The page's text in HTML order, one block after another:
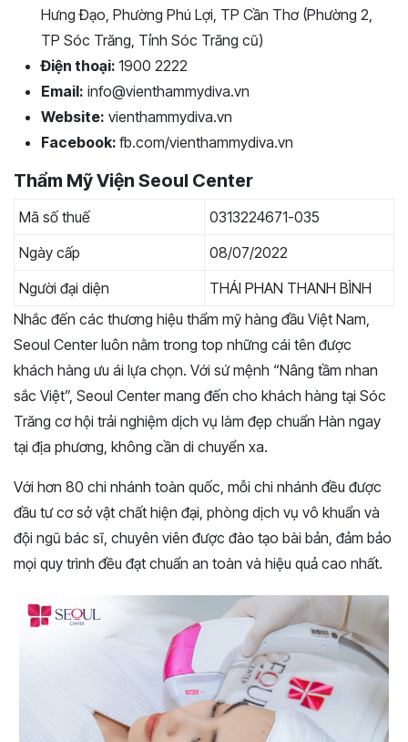
Hưng Đạo, Phường Phú Lợi, TP Cần Thơ (Phường 2,
TP Sóc Trăng, Tỉnh Sóc Trăng cũ)
Điện thoại: 1900 2222
Email: info@vienthammydiva.vn
Website: vienthammydiva.vn
Facebook: fb.com/vienthammydiva.vn
Thẩm Mỹ Viện Seoul Center
Mã số thuế
0313224671-035
Ngày cấp
08/07/2022
Người đại diện
THÁI PHAN THANH BÌNH
Nhắc đến các thương hiệu thẩm mỹ hàng đầu Việt Nam,
Seoul Center luôn nằm trong top những cái tên được
khách hàng ưu ái lựa chọn. Với sứ mệnh “Nâng tầm nhan
sắc Việt”, Seoul Center mang đến cho khách hàng tại Sóc
Trăng cơ hội trải nghiệm dịch vụ làm đẹp chuẩn Hàn ngay
tại địa phương, không cần di chuyển xa.
Với hơn 80 chi nhánh toàn quốc, mỗi chi nhánh đều được
đầu tư cơ sở vật chất hiện đại, phòng dịch vụ vô khuẩn và
đội ngũ bác sĩ, chuyên viên được đào tạo bài bản, đảm bảo
mọi quy trình đều đạt chuẩn an toàn và hiệu quả cao nhất.